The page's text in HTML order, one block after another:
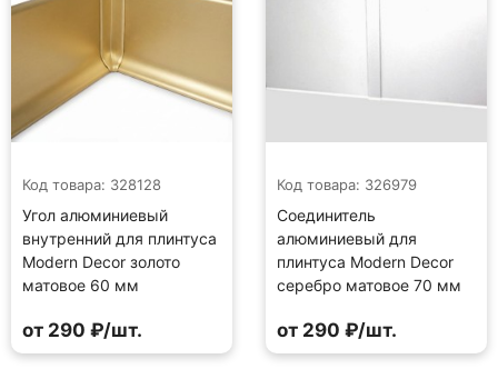
Код товара: 328128
Угол алюминиевый
внутренний для плинтуса
Modern Decor золото
матовое 60 мм
от 290 ₽/шт.
Код товара: 326979
Соединитель
алюминиевый для
плинтуса Modern Decor
серебро матовое 70 мм
от 290 ₽/шт.